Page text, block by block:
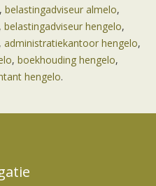
, belastingadviseur almelo,
, belastingadviseur hengelo,
, administratiekantoor hengelo,
, boekhouding hengelo,
hengelo.